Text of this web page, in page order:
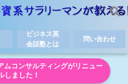
ビジネス英
会話塾とは
問い合わせ
ムコンサルティングがリニュー
しました！